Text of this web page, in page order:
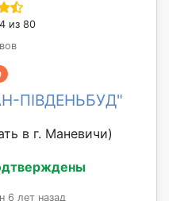
из 80
ПІВДЕНЬБУД"
в г. Маневичи)
6 лет назад